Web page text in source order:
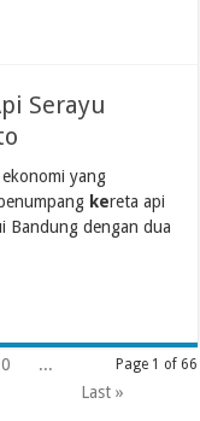
Serayu
ekonomi yang
kereta api
Bandung dengan dua
Page 1 of 66
...
Last »